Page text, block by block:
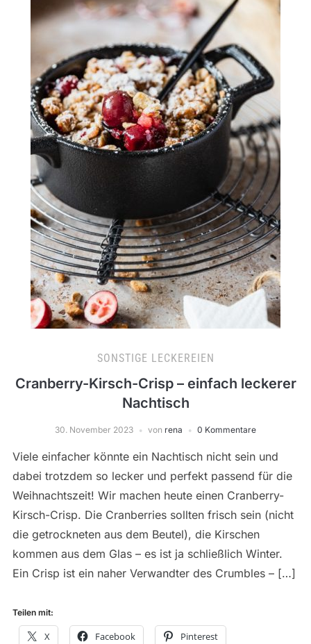
SONSTIGE LECKEREIEN
Cranberry-Kirsch-Crisp – einfach leckerer
Nachtisch
30. November 2023 von rena 0 Kommentare
Viele einfacher könnte ein Nachtisch nicht sein und
dabei trotzdem so lecker und perfekt passend für die
Weihnachtszeit! Wir machen heute einen Cranberry-
Kirsch-Crisp. Die Cranberries sollten frisch sein (nicht
die getrockneten aus dem Beutel), die Kirschen
kommen aus dem Glas – es ist ja schließlich Winter.
Ein Crisp ist ein naher Verwandter des Crumbles – […]
Teilen mit:
X Facebook Pinterest